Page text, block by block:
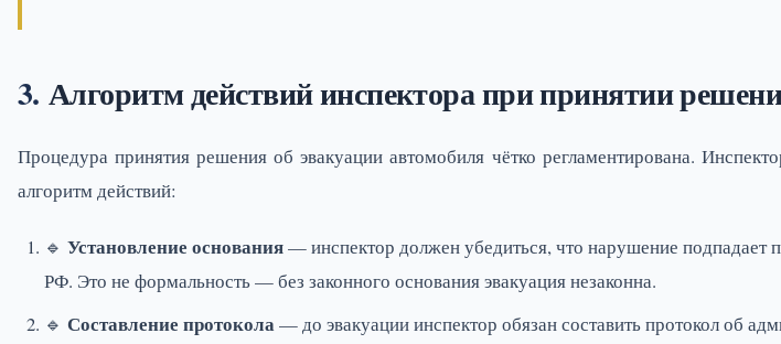
Алгоритм действий инспектора при принятии
Процедура принятия решения об эвакуации автомобиля чётко регламентирована.
алгоритм действий:
🔹 Установление основания— инспектор должен убедиться, что нарушение подпадает
РФ. Это не формальность — без законного основания эвакуация незаконна.
🔹 Составление протокола— до эвакуации инспектор обязан составить протокол об